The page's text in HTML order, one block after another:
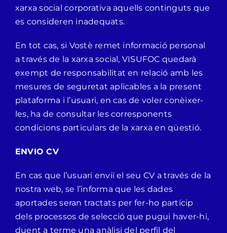
xarxa social corporativa aquells continguts que
es consideren inadequats.
En tot cas, si Vostè remet informació personal
a través de la xarxa social, VISUFOC quedarà
exempt de responsabilitat en relació amb les
mesures de seguretat aplicables a la present
plataforma i l’usuari, en cas de voler conèixer-
les, ha de consultar les corresponents
condicions particulars de la xarxa en qüestió.
ENVIO CV
En cas que l’usuari enviï el seu CV a través de la
nostra web, se l’informa que les dades
aportades seran tractats per fer-ho partícip
dels processos de selecció que pugui haver-hi,
duent a terme una anàlisi del perfil del